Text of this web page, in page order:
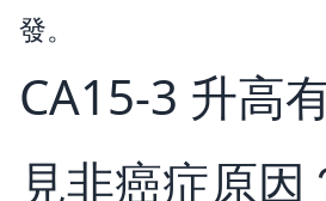
發。
CA15-3 升高
見非癌症原因